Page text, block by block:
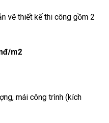
vẽ thiết kế thi công gồm 2
m2
mái công trình (kích